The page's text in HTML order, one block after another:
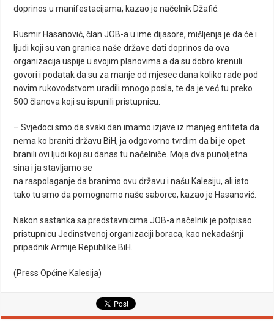
doprinos u manifestacijama, kazao je načelnik Džafić.
Rusmir Hasanović, član JOB-a u ime dijasore, mišljenja je da će i
ljudi koji su van granica naše države dati doprinos da ova
organizacija uspije u svojim planovima a da su dobro krenuli
govori i podatak da su za manje od mjesec dana koliko rade pod
novim rukovodstvom uradili mnogo posla, te da je već tu preko
500 članova koji su ispunili pristupnicu.
– Svjedoci smo da svaki dan imamo izjave iz manjeg entiteta da
nema ko braniti državu BiH, ja odgovorno tvrdim da bi je opet
branili ovi ljudi koji su danas tu načelniče. Moja dva punoljetna
sina i ja stavljamo se
na raspolaganje da branimo ovu državu i našu Kalesiju, ali isto
tako tu smo da pomognemo naše saborce, kazao je Hasanović.
Nakon sastanka sa predstavnicima JOB-a načelnik je potpisao
pristupnicu Jedinstvenoj organizaciji boraca, kao nekadašnji
pripadnik Armije Republike BiH.
(Press Općine Kalesija)